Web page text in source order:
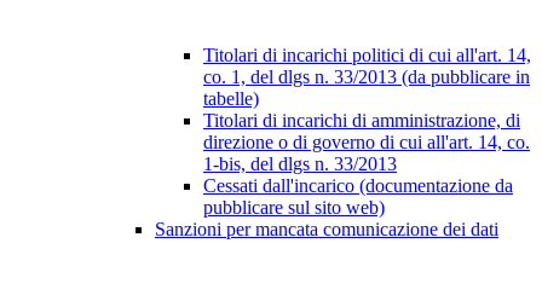
Titolari di incarichi politici di cui all'art. 14,
co. 1, del dlgs n. 33/2013 (da pubblicare in
tabelle)
Titolari di incarichi di amministrazione, di
direzione o di governo di cui all'art. 14, co.
1-bis, del dlgs n. 33/2013
Cessati dall'incarico (documentazione da
pubblicare sul sito web)
Sanzioni per mancata comunicazione dei dati